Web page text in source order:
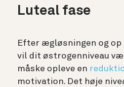
Luteal fase
Efter ægløsningen og
vil dit østrogenniveau
måske opleve en
motivation. Det høje